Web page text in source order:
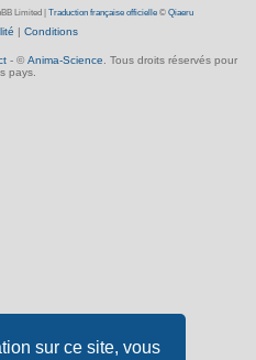
sur ce site, vous
Limited Traduction française officielle© Qiaeru
| Conditions
- © Anima-Science. Tous droits réservés pour
pays.